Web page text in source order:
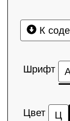
К
Шрифт
Цвет Ц